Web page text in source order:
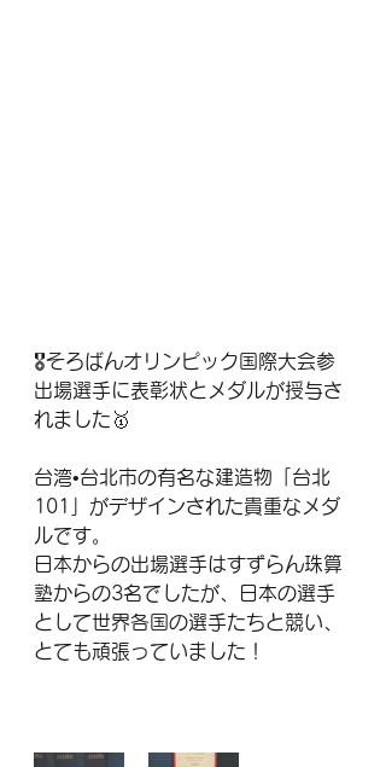
🎖そろばんオリンピック国際大会参
出場選手に表彰状とメダルが授与さ
れました🥇
台湾•台北市の有名な建造物「台北
101」がデザインされた貴重なメダ
ルです。
日本からの出場選手はすずらん珠算
塾からの3名でしたが、日本の選手
として世界各国の選手たちと競い、
とても頑張っていました！